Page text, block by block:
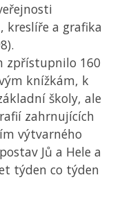
kreslíře a grafika
zpřístupnilo 160
knížkám, k
školy, ale
zahrnujících
výtvarného
Jů a Hele a
týden co týden